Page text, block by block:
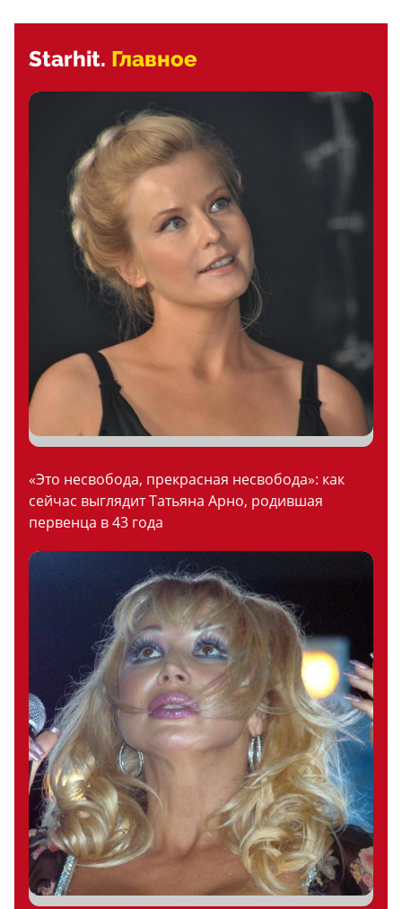
Starhit. Главное
«Это несвобода, прекрасная несвобода»: как
сейчас выглядит Татьяна Арно, родившая
первенца в 43 года